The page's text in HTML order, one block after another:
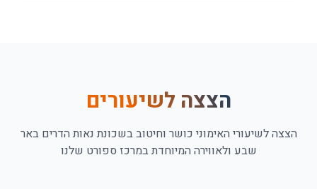
הצצה לשיעורים
הצצה לשיעורי האימוני כושר וחיטוב בשכונת נאות הדרים באר
שבע ולאווירה המיוחדת במרכז ספורט שלנו